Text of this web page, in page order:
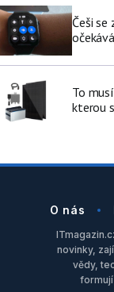
Češi
To
kterou
O nás
novinky,
vědy,